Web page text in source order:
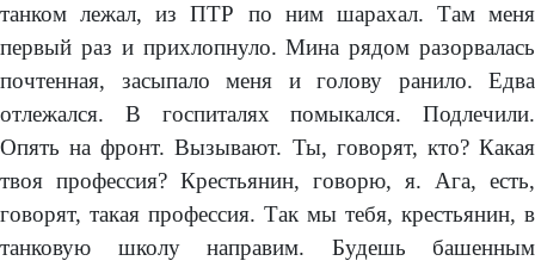
танком лежал, из ПТР по ним шарахал. Там меня
первый раз и прихлопнуло. Мина рядом разорвалась
почтенная, засыпало меня и голову ранило. Едва
отлежался. В госпиталях помыкался. Подлечили.
Опять на фронт. Вызывают. Ты, говорят, кто? Какая
твоя профессия? Крестьянин, говорю, я. Ага, есть,
говорят, такая профессия. Так мы тебя, крестьянин, в
танковую школу направим. Будешь башенным